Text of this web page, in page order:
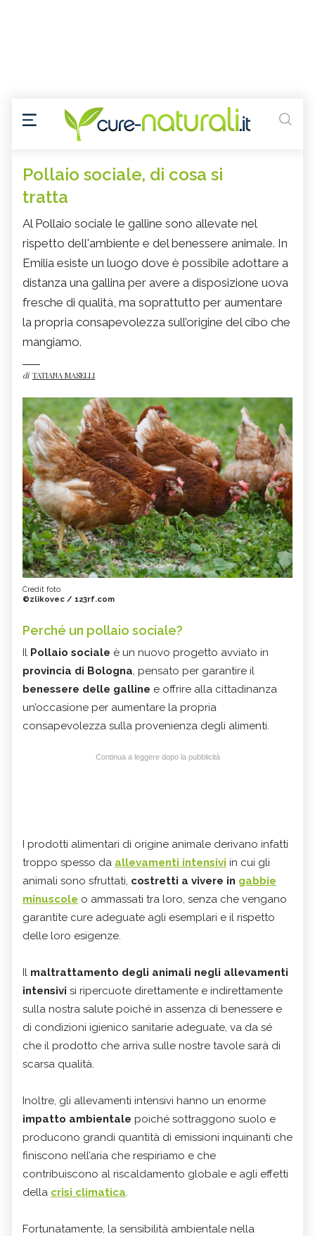
Pollaio sociale, di cosa si
tratta
Al Pollaio sociale le galline sono allevate nel
rispetto dell'ambiente e del benessere animale. In
Emilia esiste un luogo dove è possibile adottare a
distanza una gallina per avere a disposizione uova
fresche di qualità, ma soprattutto per aumentare
la propria consapevolezza sull’origine del cibo che
mangiamo.
di TATIANA MASELLI
Credit foto
©zlikovec / 123rf.com
Perché un pollaio sociale?
Il Pollaio sociale è un nuovo progetto avviato in
provincia di Bologna, pensato per garantire il
benessere delle galline e offrire alla cittadinanza
un’occasione per aumentare la propria
consapevolezza sulla provenienza degli alimenti.
Continua a leggere dopo la pubblicità
I prodotti alimentari di origine animale derivano infatti
troppo spesso da allevamenti intensivi in cui gli
animali sono sfruttati, costretti a vivere in gabbie
minuscole o ammassati tra loro, senza che vengano
garantite cure adeguate agli esemplari e il rispetto
delle loro esigenze.
Il maltrattamento degli animali negli allevamenti
intensivi si ripercuote direttamente e indirettamente
sulla nostra salute poiché in assenza di benessere e
di condizioni igienico sanitarie adeguate, va da sé
che il prodotto che arriva sulle nostre tavole sarà di
scarsa qualità.
Inoltre, gli allevamenti intensivi hanno un enorme
impatto ambientale poiché sottraggono suolo e
producono grandi quantità di emissioni inquinanti che
finiscono nell’aria che respiriamo e che
contribuiscono al riscaldamento globale e agli effetti
della crisi climatica.
Fortunatamente, la sensibilità ambientale nella